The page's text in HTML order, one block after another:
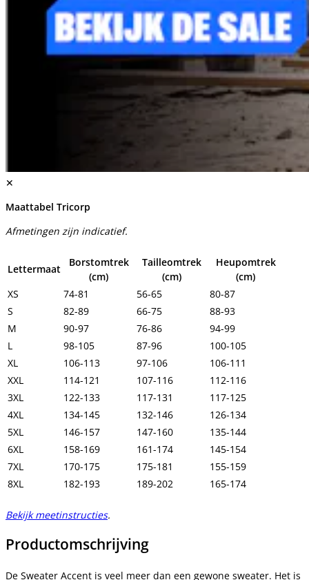
✕
Maattabel Tricorp
Afmetingen zijn indicatief.
Lettermaat
Borstomtrek
(cm)
Tailleomtrek
(cm)
Heupomtrek
(cm)
XS
74-81 56-65
80-87
S
82-89 66-75
88-93
M
90-97 76-86
94-99
L
98-105 87-96
100-105
XL
106-113 97-106
106-111
XXL
114-121 107-116
112-116
3XL
122-133 117-131
117-125
4XL
134-145 132-146
126-134
5XL
146-157 147-160
135-144
6XL
158-169 161-174
145-154
7XL
170-175 175-181
155-159
8XL
182-193 189-202 165-174
Bekijk meetinstructies.
Productomschrijving
De Sweater Accent is veel meer dan een gewone sweater. Het is